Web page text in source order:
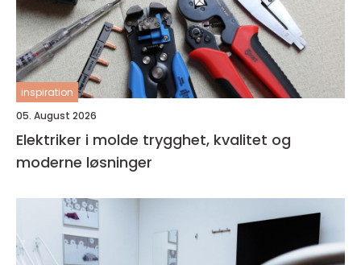
inspiration
05. August 2026
Elektriker i molde trygghet, kvalitet og
moderne løsninger